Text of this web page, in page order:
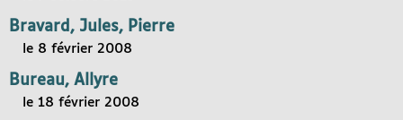
Bravard, Jules, Pierre
le 8 février 2008
Bureau, Allyre
le 18 février 2008